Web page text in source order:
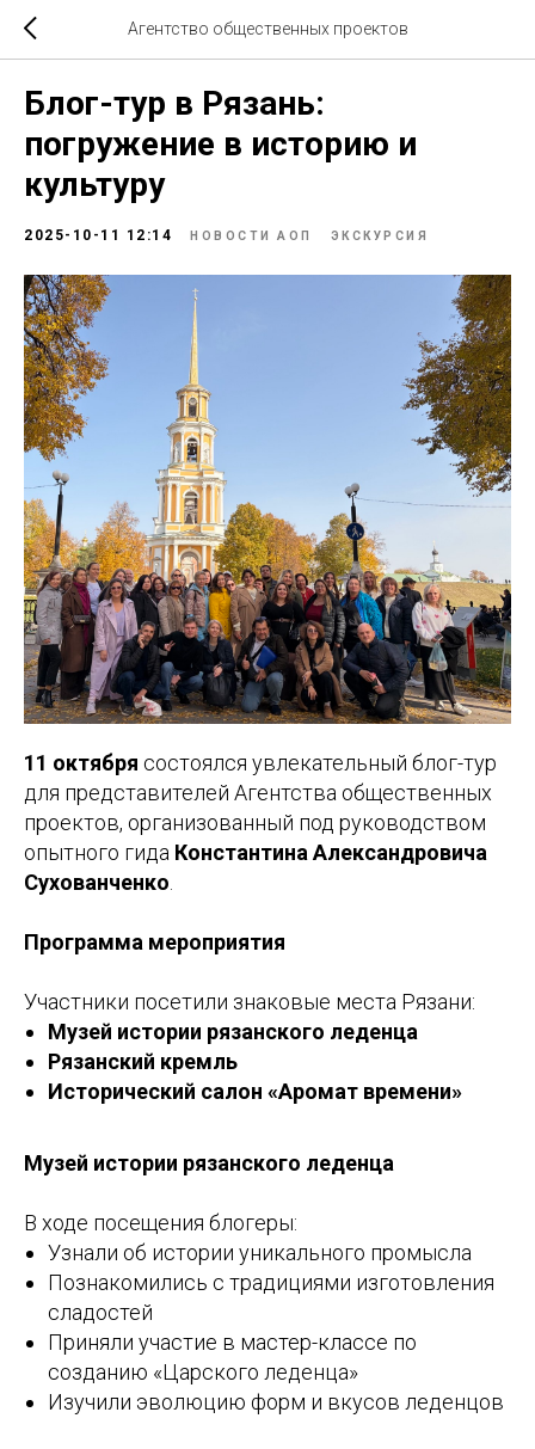
Агентство общественных проектов
Блог-тур в Рязань:
погружение в историю и
культуру
2025-10-11 12:14 НОВОСТИ АОП ЭКСКУРСИЯ
11 октября состоялся увлекательный блог-тур
для представителей Агентства общественных
проектов, организованный под руководством
опытного гида Константина Александровича
Сухованченко
Программа мероприятия
Участники посетили знаковые места Рязани:
Музей истории рязанского леденца
Рязанский кремль
Исторический салон «Аромат времени»
Музей истории рязанского леденца
В ходе посещения блогеры:
Узнали об истории уникального промысла
Познакомились с традициями изготовления
сладостей
Приняли участие в мастер-классе по
созданию «Царского леденца»
Изучили эволюцию форм и вкусов леденцов